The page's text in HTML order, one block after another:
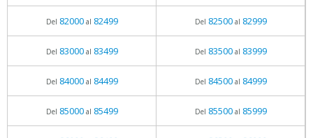
Del 82000al 82499 Del 82500al 82999
Del 83000al 83499 Del 83500al 83999
Del 84000al 84499 Del 84500al 84999
Del 85000al 85499 Del 85500al 85999